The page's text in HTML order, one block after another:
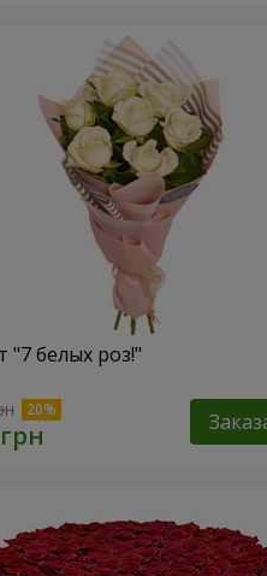
"7 белых роз!"